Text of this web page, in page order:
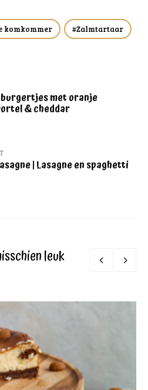
komkommer Zalmtartaar
met oranje
& cheddar
| Lasagne en spaghetti
leuk